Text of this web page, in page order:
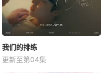
我们的排练
更新至第04集